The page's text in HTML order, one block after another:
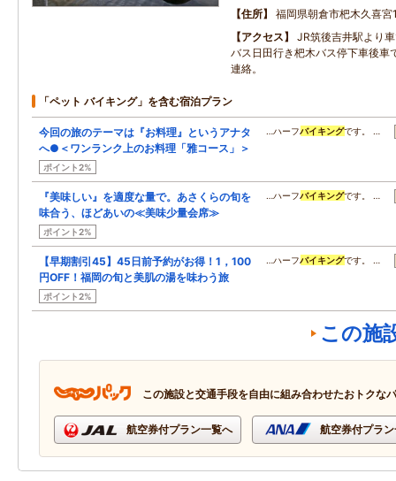
住所
福岡県朝倉市杷木久喜
アクセス
JR筑後吉井駅より
バス日田行き杷木バス停下車後車
連絡。
「ペット バイキング」を含む宿泊プラン
今回の旅のテーマは『お料理』というアナタ
へ●＜ワンランク上のお料理「雅コース」＞
ポイント2%
…ハーフバイキングです。 …
『美味しい』を適度な量で。あさくらの旬を
味合う、ほどあいの≪美味少量会席≫
ポイント2%
…ハーフバイキングです。 …
【早期割引45】45日前予約がお得！1，100
円OFF！福岡の旬と美肌の湯を味わう旅
ポイント2%
…ハーフバイキングです。 …
この施
この施設と交通手段を自由に組み合わせたおトクな
航空券付プラン一覧へ 航空券付プラ